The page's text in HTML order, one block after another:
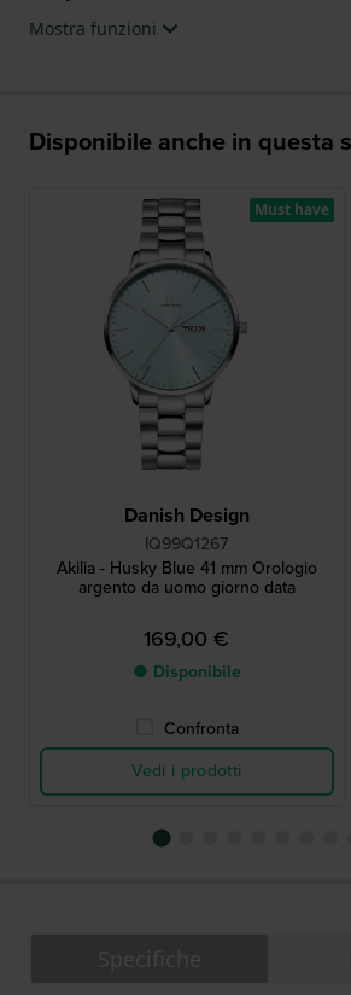
Mostra funzioni
Disponibile anche in questa
Danish Design
IQ99Q1267
Akilia - Husky Blue 41 mm Orologio
argento da uomo giorno data
169,00 €
● Disponibile
Confronta
Vedi i prodotti
Must have